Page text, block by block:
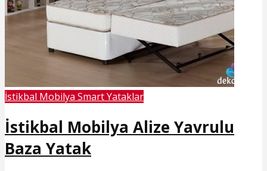
İstikbal Mobilya Smart Yataklar
İstikbal Mobilya Alize Yavrulu
Baza Yatak